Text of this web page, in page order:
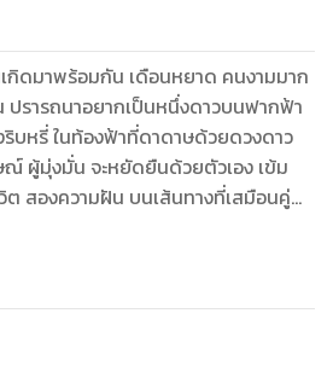
กิดมาพร้อมกัน เดือนหยาด คนงามมาก
ปรารถนาอยากเป็นหนึ่งดาวบนฟากฟ้า
บหรี่ ในท้องฟ้าที่ดาดาษด้วยดวงดาว
ผู้มุ่งมั่น จะหยัดยืนด้วยตัวเอง เข้ม
สองความฝัน บนเส้นทางที่เสมือนคู่
ยละเอียดที่แตกต่าง ดวงดาวริบหรี่บน